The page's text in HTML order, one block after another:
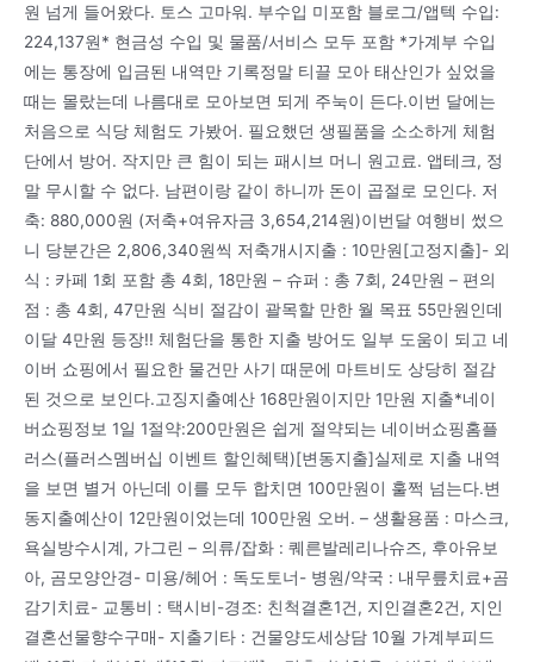
원 넘게 들어왔다. 토스 고마워. 부수입 미포함 블로그/앱텍 수입:
224,137원* 현금성 수입 및 물품/서비스 모두 포함 *가계부 수입
에는 통장에 입금된 내역만 기록정말 티끌 모아 태산인가 싶었을
때는 몰랐는데 나름대로 모아보면 되게 주눅이 든다.이번 달에는
처음으로 식당 체험도 가봤어. 필요했던 생필품을 소소하게 체험
단에서 방어. 작지만 큰 힘이 되는 패시브 머니 원고료. 앱테크, 정
말 무시할 수 없다. 남편이랑 같이 하니까 돈이 곱절로 모인다. 저
축: 880,000원 (저축+여유자금 3,654,214원)이번달 여행비 썼으
니 당분간은 2,806,340원씩 저축개시지출 : 10만원[고정지출]- 외
식 : 카페 1회 포함 총 4회, 18만원 – 슈퍼 : 총 7회, 24만원 – 편의
점 : 총 4회, 47만원 식비 절감이 괄목할 만한 월 목표 55만원인데
이달 4만원 등장!! 체험단을 통한 지출 방어도 일부 도움이 되고 네
이버 쇼핑에서 필요한 물건만 사기 때문에 마트비도 상당히 절감
된 것으로 보인다.고징지출예산 168만원이지만 1만원 지출*네이
버쇼핑정보 1일 1절약:200만원은 쉽게 절약되는 네이버쇼핑홈플
러스(플러스멤버십 이벤트 할인혜택)[변동지출]실제로 지출 내역
을 보면 별거 아닌데 이를 모두 합치면 100만원이 훌쩍 넘는다.변
동지출예산이 12만원이었는데 100만원 오버. – 생활용품 : 마스크,
욕실방수시계, 가그린 – 의류/잡화 : 퀘른발레리나슈즈, 후아유보
아, 곰모양안경- 미용/헤어 : 독도토너- 병원/약국 : 내무릎치료+곰
감기치료- 교통비 : 택시비-경조: 친척결혼1건, 지인결혼2건, 지인
결혼선물향수구매- 지출기타 : 건물양도세상담 10월 가계부피드